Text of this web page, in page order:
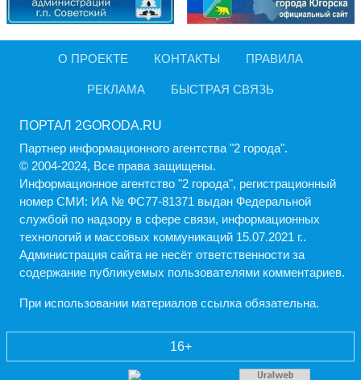
О ПРОЕКТЕ КОНТАКТЫ ПРАВИЛА
РЕКЛАМА БЫСТРАЯ СВЯЗЬ
ПОРТАЛ 2GORODA.RU
Партнер информационного агентства "2 города".
© 2004-2024, Все права защищены.
Информационное агентство "2 города", регистрационный
номер СМИ: ИА № ФС77-81371 выдан Федеральной
службой по надзору в сфере связи, информационных
технологий и массовых коммуникаций 15.07.2021 г..
Администрация cайта не несёт ответственности за
содержание публикуемых пользователями комментариев.
При использовании материалов ссылка обязательна.
16+